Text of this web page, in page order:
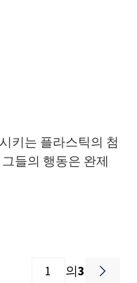
키는 플라스틱의 첨
들의 행동은 완제
의3